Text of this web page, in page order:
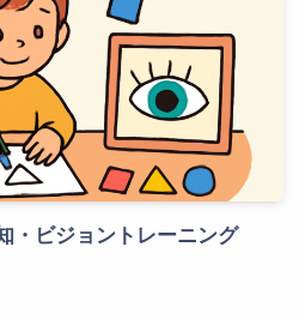
・ビジョントレーニング